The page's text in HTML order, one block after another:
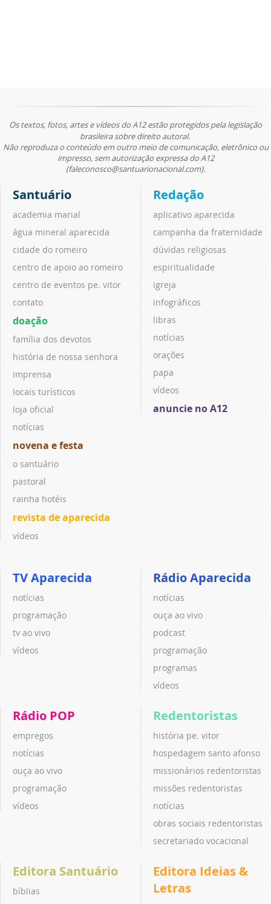
Os textos, fotos, artes e vídeos do A12 estão protegidos pela legislação
brasileira sobre direito autoral.
Não reproduza o conteúdo em outro meio de comunicação, eletrônico ou
impresso, sem autorização expressa do A12
(faleconosco@santuarionacional.com).
Santuário
academia marial
água mineral aparecida
cidade do romeiro
centro de apoio ao romeiro
centro de eventos pe. vitor
contato
doação
família dos devotos
história de nossa senhora
imprensa
locais turísticos
loja oficial
notícias
novena e festa
o santuário
pastoral
rainha hotéis
revista de aparecida
vídeos
Redação
aplicativo aparecida
campanha da fraternidade
dúvidas religiosas
espiritualidade
igreja
infográficos
libras
notícias
orações
papa
vídeos
anuncie no A12
TV Aparecida
notícias
programação
tv ao vivo
vídeos
Rádio Aparecida
notícias
ouça ao vivo
podcast
programação
programas
vídeos
Rádio POP
empregos
notícias
ouça ao vivo
programação
vídeos
Redentoristas
história pe. vitor
hospedagem santo afonso
missionários redentoristas
missões redentoristas
notícias
obras sociais redentoristas
secretariado vocacional
Editora Santuário
bíblias
Editora Ideias &
Letras